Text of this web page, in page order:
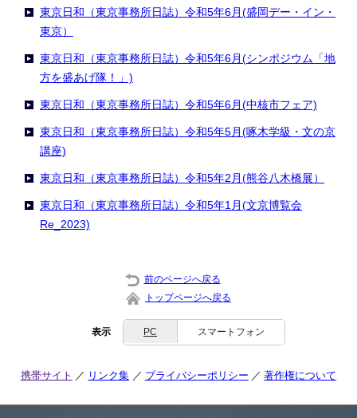
東京日和（東京事務所日誌）令和5年6月(盛岡デー・イン・
東京）
東京日和（東京事務所日誌）令和5年6月(シンポジウム「地
方を盛あげ隊！」)
東京日和（東京事務所日誌）令和5年6月(中核市フェア)
東京日和（東京事務所日誌）令和5年5月(啄木学級・文の京
講座)
東京日和（東京事務所日誌）令和5年2月(熊谷八木橋展）
東京日和（東京事務所日誌）令和5年1月(文京博覧会
Re_2023)
前のページへ戻る
トップページへ戻る
表示 PC スマートフォン
携帯サイト リンク集 プライバシーポリシー 著作権について